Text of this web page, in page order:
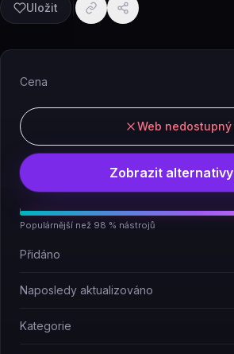
Uložit
Cena
Web nedostupný
Zobrazit alternativy
Populárnější než 98 % nástrojů
Přidáno
Naposledy aktualizováno
Kategorie